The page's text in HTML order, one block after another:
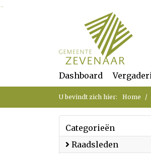
Ga naar de inhoud van deze pagina
Dashboard
U bevindt zich hier: Home
Categorieën
Raadsleden